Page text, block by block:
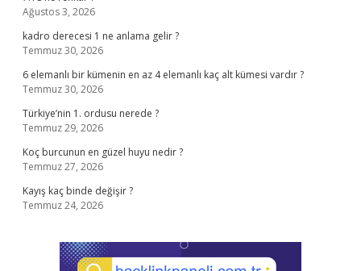
Ağustos 3, 2026
kadro derecesi 1 ne anlama gelir ?
Temmuz 30, 2026
6 elemanlı bir kümenin en az 4 elemanlı kaç alt kümesi vardır ?
Temmuz 30, 2026
Türkiye’nin 1. ordusu nerede ?
Temmuz 29, 2026
Koç burcunun en güzel huyu nedir ?
Temmuz 27, 2026
Kayış kaç binde değişir ?
Temmuz 24, 2026